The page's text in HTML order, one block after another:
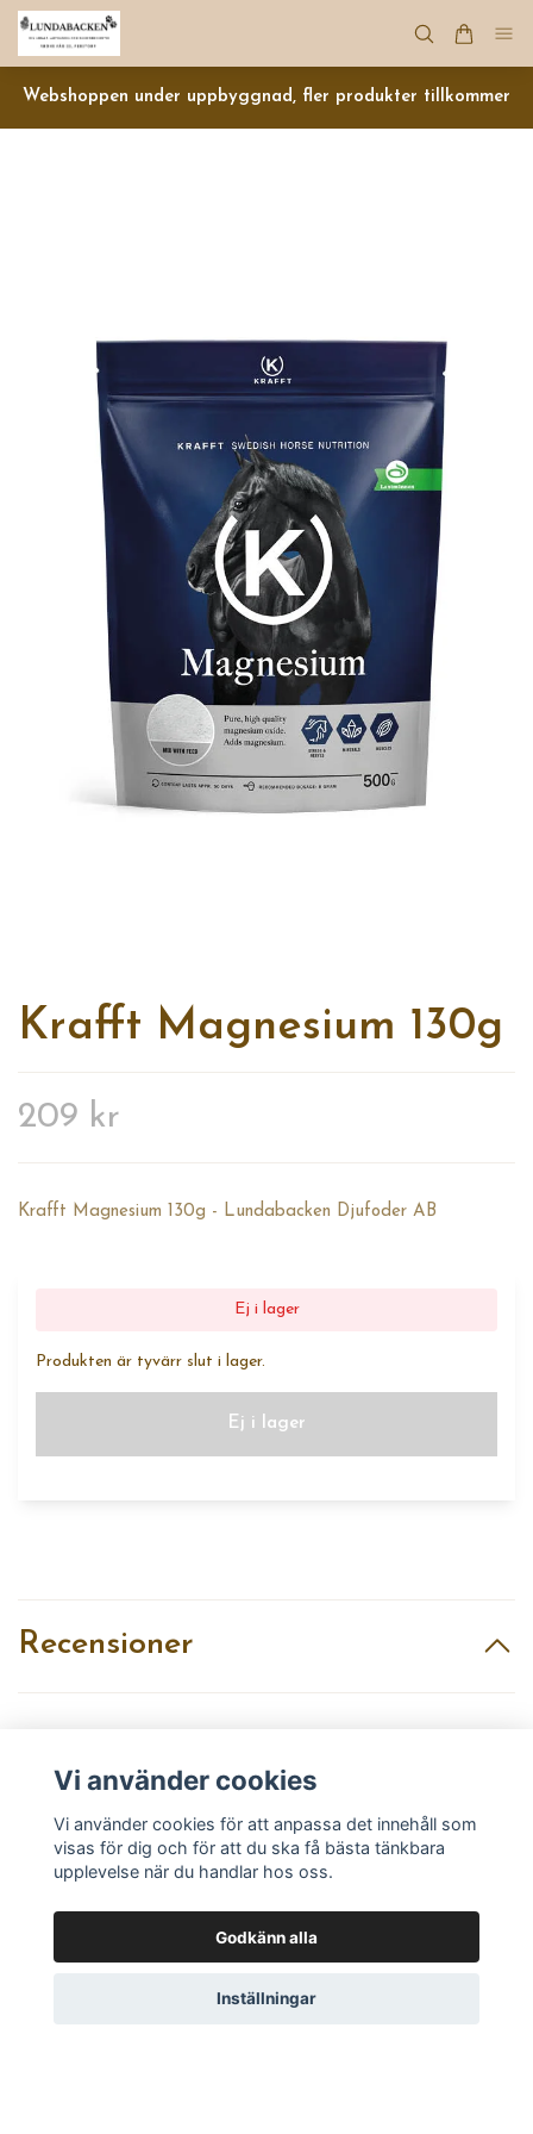
Webshoppen under uppbyggnad, fler produkter tillkommer
Krafft Magnesium 130g
209 kr
Krafft Magnesium 130g - Lundabacken Djufoder AB
Ej i lager
Produkten är tyvärr slut i lager.
Ej i lager
Recensioner
Recensera produkt
Vi använder cookies
Vi använder cookies för att anpassa det innehåll som
visas för dig och för att du ska få bästa tänkbara
upplevelse när du handlar hos oss.
Godkänn alla
Inställningar